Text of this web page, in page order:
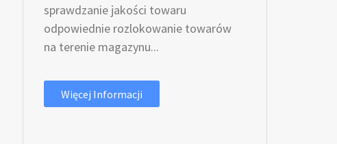
sprawdzanie jakości towaru
odpowiednie rozlokowanie towarów
na terenie magazynu...
Więcej Informacji